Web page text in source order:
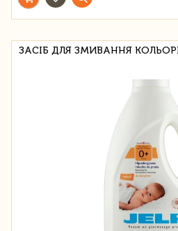
ЗАСІБ ДЛЯ ЗМИВАННЯ